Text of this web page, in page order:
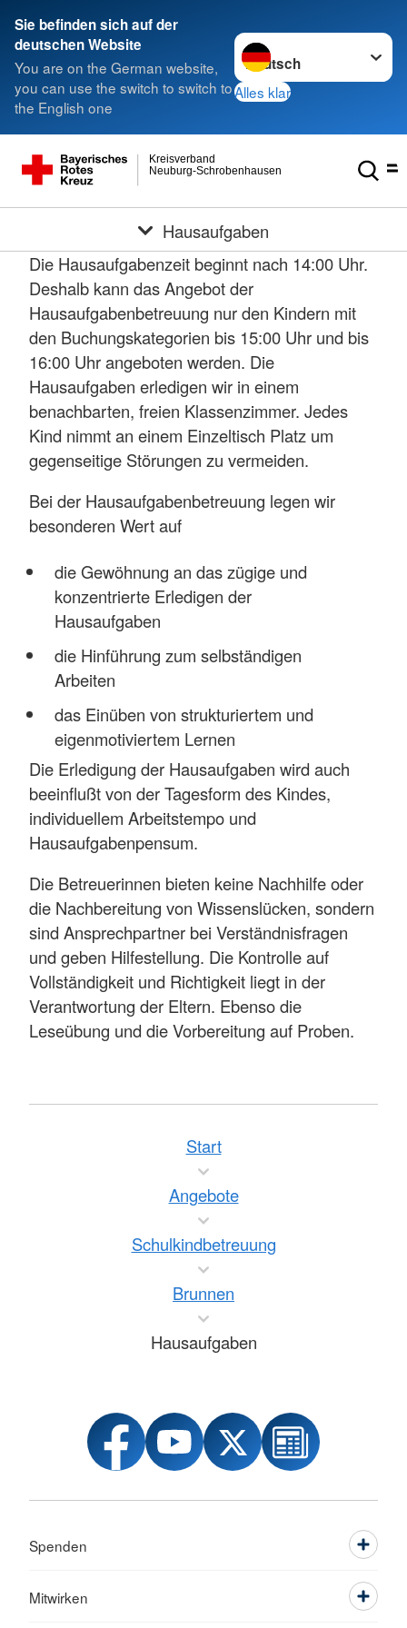
Sie befinden sich auf der
deutschen Website
You are on the German website,
you can use the switch to switch to
the English one
Sprache wechseln zu
Alles klar
Neuburg-Schrobenhausen
Kreisverband
Hausaufgaben
Die Hausaufgabenzeit beginnt nach 14:00 Uhr.
Deshalb kann das Angebot der
Hausaufgabenbetreuung nur den Kindern mit
den Buchungskategorien bis 15:00 Uhr und bis
16:00 Uhr angeboten werden. Die
Hausaufgaben erledigen wir in einem
benachbarten, freien Klassenzimmer. Jedes
Kind nimmt an einem Einzeltisch Platz um
gegenseitige Störungen zu vermeiden.
Bei der Hausaufgabenbetreuung legen wir
besonderen Wert auf
die Gewöhnung an das zügige und
konzentrierte Erledigen der
Hausaufgaben
die Hinführung zum selbständigen
Arbeiten
das Einüben von strukturiertem und
eigenmotiviertem Lernen
Die Erledigung der Hausaufgaben wird auch
beeinflußt von der Tagesform des Kindes,
individuellem Arbeitstempo und
Hausaufgabenpensum.
Die Betreuerinnen bieten keine Nachhilfe oder
die Nachbereitung von Wissenslücken, sondern
sind Ansprechpartner bei Verständnisfragen
und geben Hilfestellung. Die Kontrolle auf
Vollständigkeit und Richtigkeit liegt in der
Verantwortung der Eltern. Ebenso die
Leseübung und die Vorbereitung auf Proben.
Start
Angebote
Schulkindbetreuung
Brunnen
Hausaufgaben
Spenden
Mitwirken